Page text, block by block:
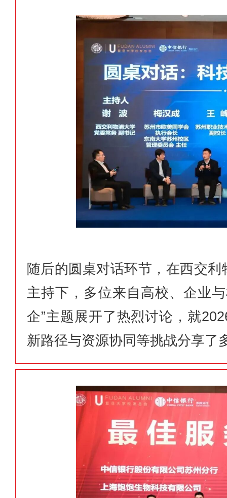
随后的圆桌对话环节，在西交
主持下，多位来自高校、企业
企”主题展开了热烈讨论，就
新路径与资源协同等挑战分享了